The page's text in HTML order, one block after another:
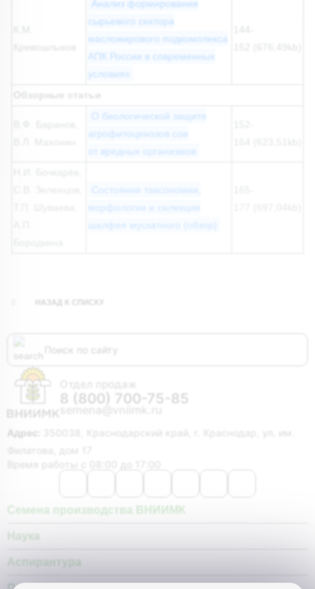
Анализ формирования
сырьевого сектора
масложирового подкомплекса
АПК России в современных
условиях
Обзорные статьи
О биологической защите
агрофитоценозов сои
от вредных организмов
Состояние таксономии,
морфологии и селекции
шалфея мускатного (обзор)
НАЗАД К СПИСКУ
Отдел продаж
8 (800) 700-75-85
Адрес:
Семена производства ВНИИМК
Наука
Аспирантура